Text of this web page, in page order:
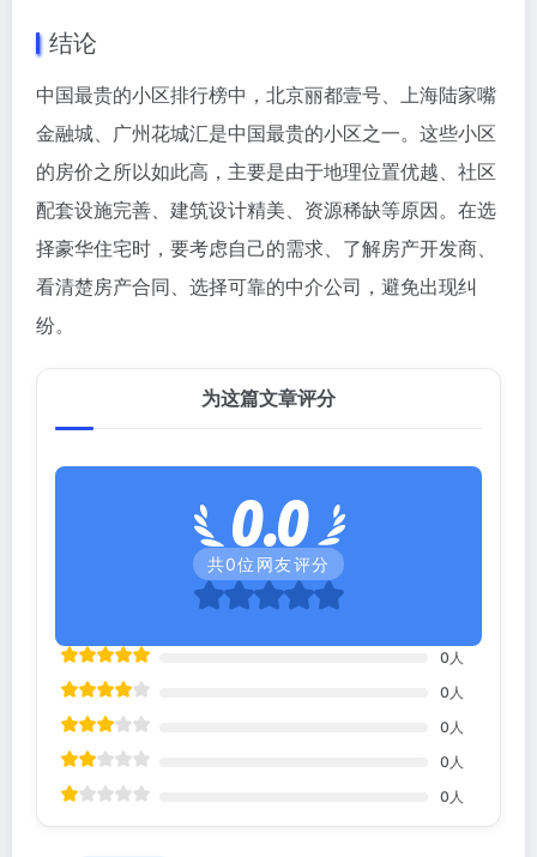
结论
中国最贵的小区排行榜中，北京丽都壹号、上海陆家嘴
金融城、广州花城汇是中国最贵的小区之一。这些小区
的房价之所以如此高，主要是由于地理位置优越、社区
配套设施完善、建筑设计精美、资源稀缺等原因。在选
择豪华住宅时，要考虑自己的需求、了解房产开发商、
看清楚房产合同、选择可靠的中介公司，避免出现纠
纷。
为这篇文章评分
0.0
共0位网友评分
0 人
0 人
0 人
0 人
0 人